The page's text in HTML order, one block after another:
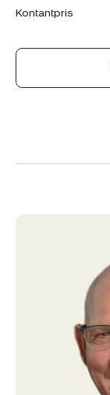
Kontantpris